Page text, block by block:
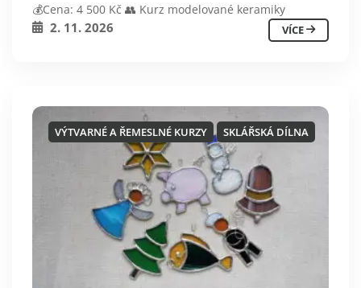
💰Cena: 4 500 Kč 👥 Kurz modelované keramiky
2. 11. 2026 VÍCE
VÝTVARNÉ A ŘEMESLNÉ KURZY SKLÁŘSKÁ DÍLNA